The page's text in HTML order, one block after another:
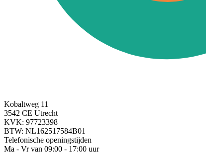
Kobaltweg 11
3542 CE Utrecht
KVK: 97723398
BTW: NL162517584B01
Telefonische openingstijden
Ma - Vr van 09:00 - 17:00 uur